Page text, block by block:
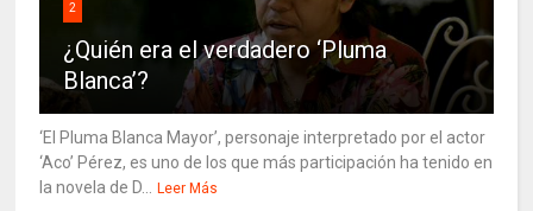
2
¿Quién era el verdadero ‘Pluma
Blanca’?
‘El Pluma Blanca Mayor’, personaje interpretado por el actor
‘Aco’ Pérez, es uno de los que más participación ha tenido en
la novela de D... Leer Más